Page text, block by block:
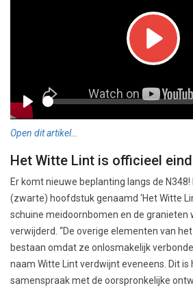
Play
Play
Seek
Open dit artikel…
Het Witte Lint is officieel
Er komt nieuwe beplanting langs de
(zwarte) hoofdstuk genaamd ‘Het Witte
schuine meidoornbomen en de granieten
verwijderd. “De overige elementen van
bestaan omdat ze onlosmakelijk
naam Witte Lint verdwijnt eveneens. Dit is
samenspraak met de oorspronkelijke